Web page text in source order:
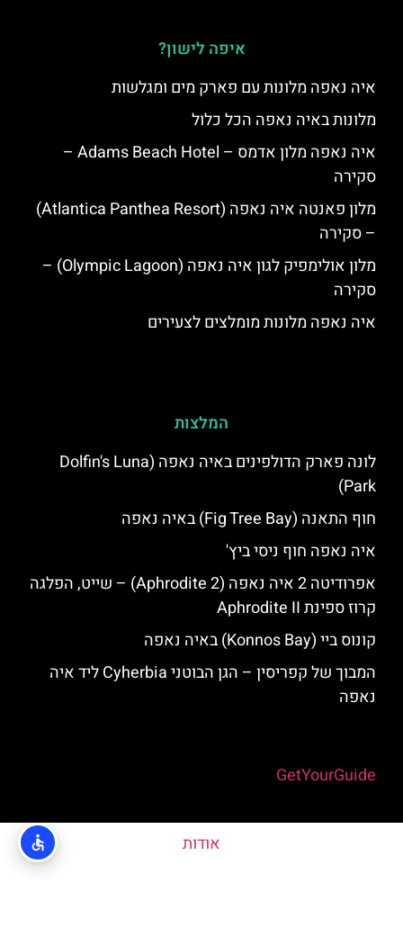
איפה לישון?
איה נאפה מלונות עם פארק מים ומגלשות
מלונות באיה נאפה הכל כלול
איה נאפה מלון אדמס – Adams Beach Hotel –
סקירה
מלון פאנטה איה נאפה (Atlantica Panthea Resort)
– סקירה
מלון אולימפיק לגון איה נאפה (Olympic Lagoon) –
סקירה
איה נאפה מלונות מומלצים לצעירים
המלצות
לונה פארק הדולפינים באיה נאפה (Dolfin's Luna
Park)
חוף התאנה (Fig Tree Bay) באיה נאפה
איה נאפה חוף ניסי ביץ'
אפרודיטה 2 איה נאפה (Aphrodite 2) – שייט, הפלגה
קרוז ספינת Aphrodite II
קונוס ביי (Konnos Bay) באיה נאפה
המבוך של קפריסין – הגן הבוטני Cyherbia‬‬ ליד איה
נאפה
GetYourGuide
אודות